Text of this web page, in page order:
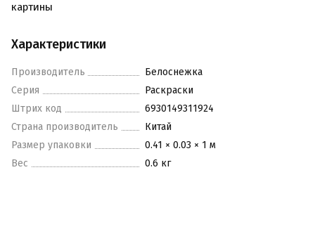
картины
Характеристики
Производитель
Белоснежка
Серия
Раскраски
Штрих код
6930149311924
Страна производитель
Китай
Размер упаковки
0.41 × 0.03 × 1 м
Вес
0.6 кг